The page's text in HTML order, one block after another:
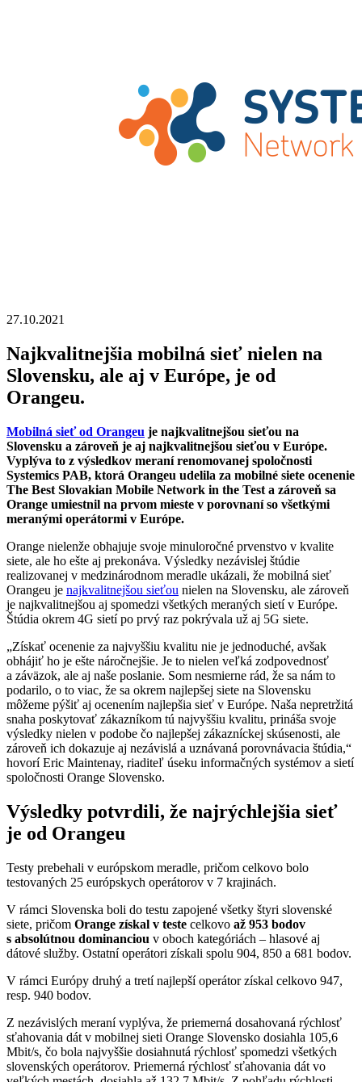
27.10.2021
Najkvalitnejšia mobilná sieť nielen na
Slovensku, ale aj v Európe, je od
Orangeu.
Mobilná sieť od Orangeu je najkvalitnejšou sieťou na
Slovensku a zároveň je aj najkvalitnejšou sieťou v Európe.
Vyplýva to z výsledkov meraní renomovanej spoločnosti
Systemics PAB, ktorá Orangeu udelila za mobilné siete ocenenie
The Best Slovakian Mobile Network in the Test a zároveň sa
Orange umiestnil na prvom mieste v porovnaní so všetkými
meranými operátormi v Európe.
Orange nielenže obhajuje svoje minuloročné prvenstvo v kvalite
siete, ale ho ešte aj prekonáva. Výsledky nezávislej štúdie
realizovanej v medzinárodnom meradle ukázali, že mobilná sieť
Orangeu je najkvalitnejšou sieťou nielen na Slovensku, ale zároveň
je najkvalitnejšou aj spomedzi všetkých meraných sietí v Európe.
Štúdia okrem 4G sietí po prvý raz pokrývala už aj 5G siete.
„Získať ocenenie za najvyššiu kvalitu nie je jednoduché, avšak
obhájiť ho je ešte náročnejšie. Je to nielen veľká zodpovednosť
a záväzok, ale aj naše poslanie. Som nesmierne rád, že sa nám to
podarilo, o to viac, že sa okrem najlepšej siete na Slovensku
môžeme pýšiť aj ocenením najlepšia sieť v Európe. Naša nepretržitá
snaha poskytovať zákazníkom tú najvyššiu kvalitu, prináša svoje
výsledky nielen v podobe čo najlepšej zákazníckej skúsenosti, ale
zároveň ich dokazuje aj nezávislá a uznávaná porovnávacia štúdia,“
hovorí Eric Maintenay, riaditeľ úseku informačných systémov a sietí
spoločnosti Orange Slovensko.
Výsledky potvrdili, že najrýchlejšia sieť
je od Orangeu
Testy prebehali v európskom meradle, pričom celkovo bolo
testovaných 25 európskych operátorov v 7 krajinách.
V rámci Slovenska boli do testu zapojené všetky štyri slovenské
siete, pričom Orange získal v teste celkovo až 953 bodov
s absolútnou dominanciou v oboch kategóriách – hlasové aj
dátové služby. Ostatní operátori získali spolu 904, 850 a 681 bodov.
V rámci Európy druhý a tretí najlepší operátor získal celkovo 947,
resp. 940 bodov.
Z nezávislých meraní vyplýva, že priemerná dosahovaná rýchlosť
sťahovania dát v mobilnej sieti Orange Slovensko dosiahla 105,6
Mbit/s, čo bola najvyššie dosiahnutá rýchlosť spomedzi všetkých
slovenských operátorov. Priemerná rýchlosť sťahovania dát vo